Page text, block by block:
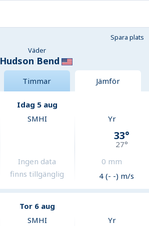
Spara plats
Väder
Hudson Bend
Timmar Jämför
Idag 5 aug
SMHI
Ingen data
finns tillgänglig
Yr
33°
27°
0 mm
4 (- -) m/s
Tor 6 aug
SMHI Yr